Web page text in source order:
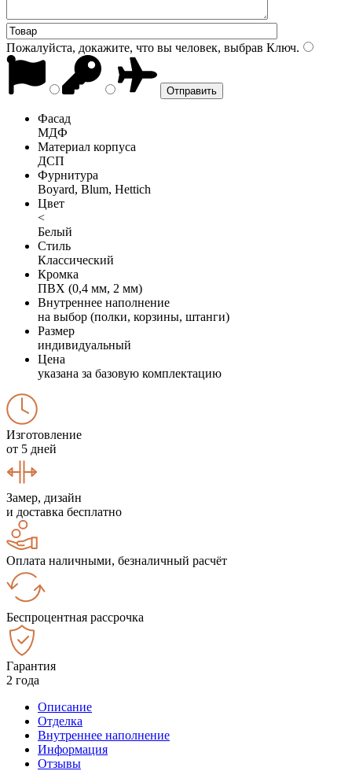
Пожалуйста, докажите, что вы человек, выбрав Ключ.
Фасад
МДФ
Материал корпуса
ДСП
Фурнитура
Boyard, Blum, Hettich
Цвет
<
Белый
Стиль
Классический
Кромка
ПВХ (0,4 мм, 2 мм)
Внутреннее наполнение
на выбор (полки, корзины, штанги)
Размер
индивидуальный
Цена
указана за базовую комплектацию
Изготовление
от 5 дней
Замер, дизайн
и доставка бесплатно
Оплата наличными, безналичный расчёт
Беспроцентная рассрочка
Гарантия
2 года
Описание
Отделка
Внутреннее наполнение
Информация
Отзывы